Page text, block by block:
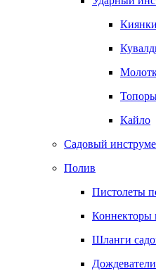
Киянки
Кайло
Садовый
Полив
Пистолеты
Коннекторы
Шланги
Дождеватели